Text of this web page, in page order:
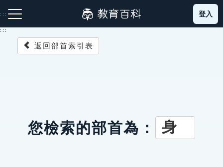
到
主
::: 登入
:::
返回部首索引表
您檢索的部首為： 身